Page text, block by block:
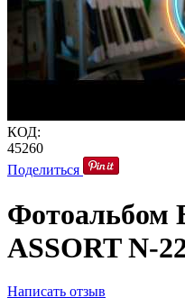
КОД:
45260
Поделиться
Фотоальбом
ASSORT N-
Написать отзыв